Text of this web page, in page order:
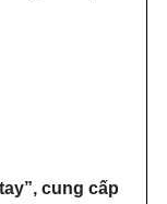
cung cấp